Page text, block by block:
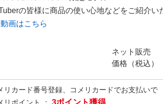
の皆様に商品の使い心地などをご紹介い
画はこちら
ネット販売
価格（税込）
リカード番号登録、コメリカードでお支払いで
リポイント ： 3ポイント獲得